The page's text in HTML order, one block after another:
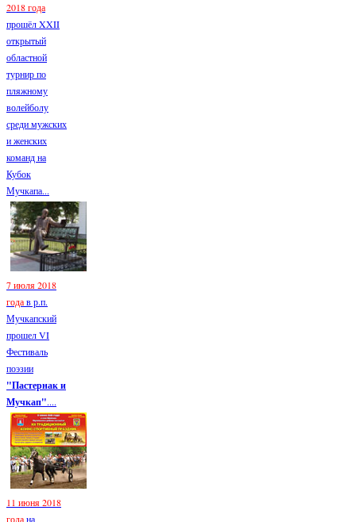
2018 года
прошёл XXII
открытый
областной
турнир по
пляжному
волейболу
среди мужских
и женских
команд на
Кубок
Мучкапа...
7 июля 2018
годав р.п.
Мучкапский
прошел VI
Фестиваль
поэзии
"Пастернак и
Мучкап"....
11 июня 2018
годана